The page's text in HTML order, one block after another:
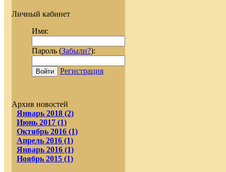
Личный кабинет
Имя:
Пароль (Забыли?):
Войти Регистрация
Архив новостей
Январь 2018 (2)
Июнь 2017 (1)
Октябрь 2016 (1)
Апрель 2016 (1)
Январь 2016 (1)
Ноябрь 2015 (1)